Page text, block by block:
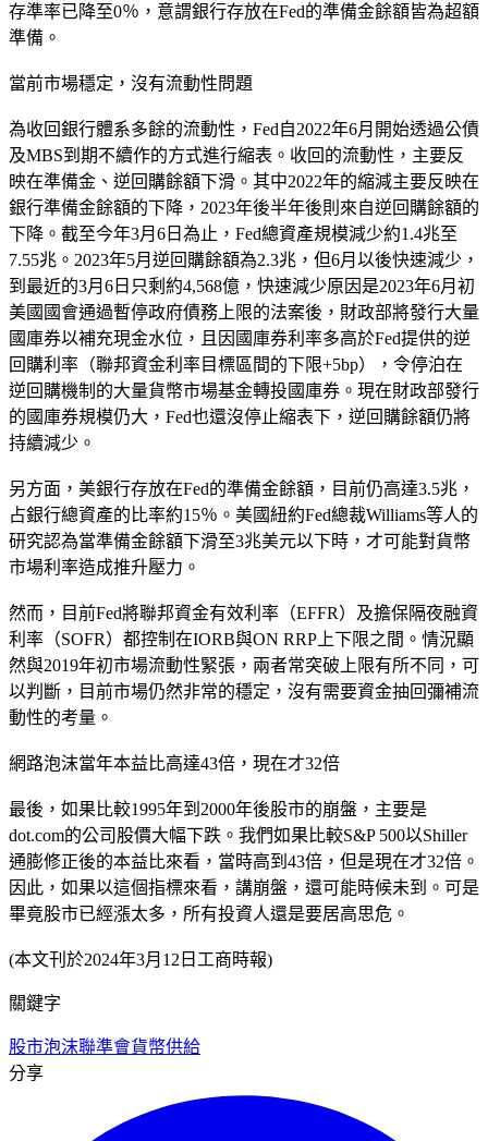
存準率已降至0％，意謂銀行存放在Fed的準備金餘額皆為超額
準備。
當前市場穩定，沒有流動性問題
為收回銀行體系多餘的流動性，Fed自2022年6月開始透過公債
及MBS到期不續作的方式進行縮表。收回的流動性，主要反
映在準備金、逆回購餘額下滑。其中2022年的縮減主要反映在
銀行準備金餘額的下降，2023年後半年後則來自逆回購餘額的
下降。截至今年3月6日為止，Fed總資產規模減少約1.4兆至
7.55兆。2023年5月逆回購餘額為2.3兆，但6月以後快速減少，
到最近的3月6日只剩約4,568億，快速減少原因是2023年6月初
美國國會通過暫停政府債務上限的法案後，財政部將發行大量
國庫券以補充現金水位，且因國庫券利率多高於Fed提供的逆
回購利率（聯邦資金利率目標區間的下限+5bp），令停泊在
逆回購機制的大量貨幣市場基金轉投國庫券。現在財政部發行
的國庫券規模仍大，Fed也還沒停止縮表下，逆回購餘額仍將
持續減少。
另方面，美銀行存放在Fed的準備金餘額，目前仍高達3.5兆，
占銀行總資產的比率約15％。美國紐約Fed總裁Williams等人的
研究認為當準備金餘額下滑至3兆美元以下時，才可能對貨幣
市場利率造成推升壓力。
然而，目前Fed將聯邦資金有效利率（EFFR）及擔保隔夜融資
利率（SOFR）都控制在IORB與ON RRP上下限之間。情況顯
然與2019年初市場流動性緊張，兩者常突破上限有所不同，可
以判斷，目前市場仍然非常的穩定，沒有需要資金抽回彌補流
動性的考量。
網路泡沫當年本益比高達43倍，現在才32倍
最後，如果比較1995年到2000年後股市的崩盤，主要是
dot.com的公司股價大幅下跌。我們如果比較S&P 500以Shiller
通膨修正後的本益比來看，當時高到43倍，但是現在才32倍。
因此，如果以這個指標來看，講崩盤，還可能時候未到。可是
畢竟股市已經漲太多，所有投資人還是要居高思危。
(本文刊於2024年3月12日工商時報)
關鍵字
股市泡沫聯準會貨幣供給
分享